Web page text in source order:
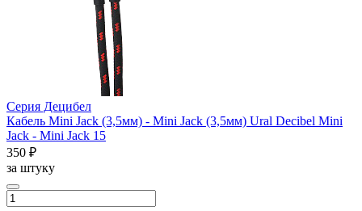
Серия Децибел
Кабель Mini Jack (3,5мм) - Mini Jack (3,5мм) Ural Decibel Mini
Jack - Mini Jack 15
350 ₽
за штуку